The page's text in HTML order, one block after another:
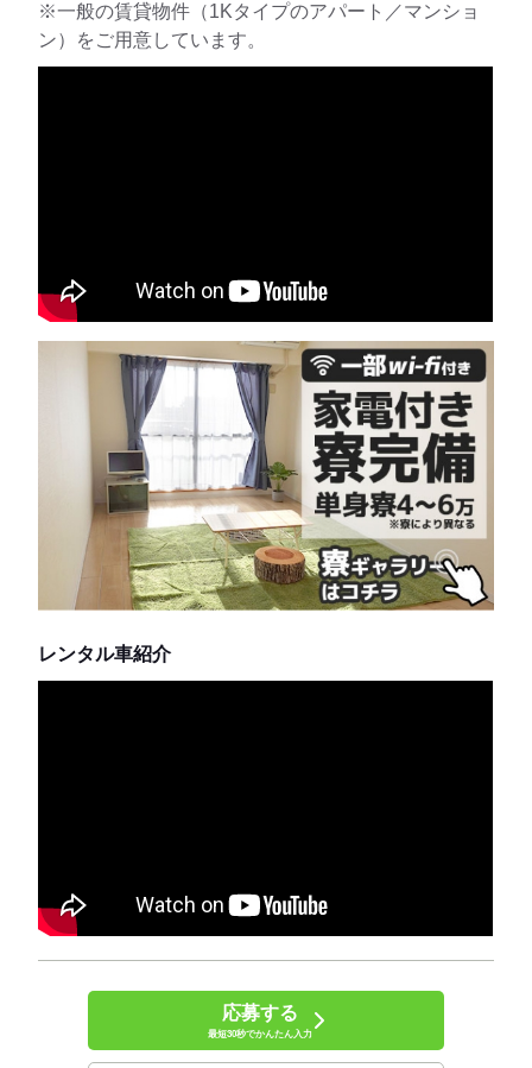
※一般の賃貸物件（1Kタイプのアパート／マンショ
ン）をご用意しています。
レンタル車紹介
応募する
最短30秒でかんたん入力